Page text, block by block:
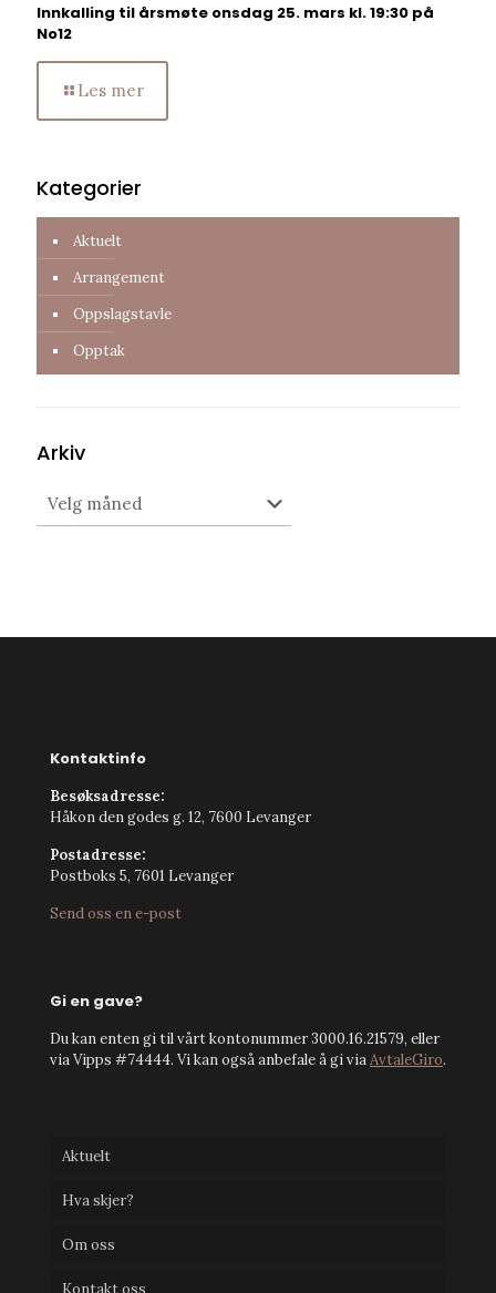
Innkalling til årsmøte onsdag 25. mars kl. 19:30 på
No12
Les mer
Kategorier
Aktuelt
Arrangement
Oppslagstavle
Opptak
Arkiv
Kontaktinfo
Besøksadresse:
Håkon den godes g. 12, 7600 Levanger
Postadresse:
Postboks 5, 7601 Levanger
Send oss en e-post
Gi en gave?
Du kan enten gi til vårt kontonummer 3000.16.21579, eller
via Vipps #74444. Vi kan også anbefale å gi viaAvtaleGiro.
Aktuelt
Hva skjer?
Om oss
Kontakt oss